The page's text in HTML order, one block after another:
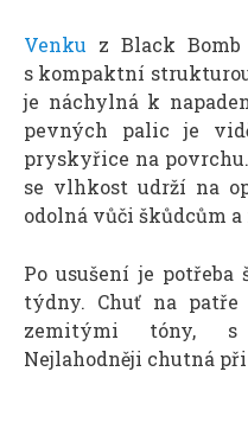
Venku z Black
s kompaktní
je náchylná k
pevných palic je
pryskyřice na povrchu.
se vlhkost udrží na
odolná vůči škůdcům a
Po usušení je potřeba
týdny. Chuť na
zemitými tóny, s
Nejlahodněji chutná při